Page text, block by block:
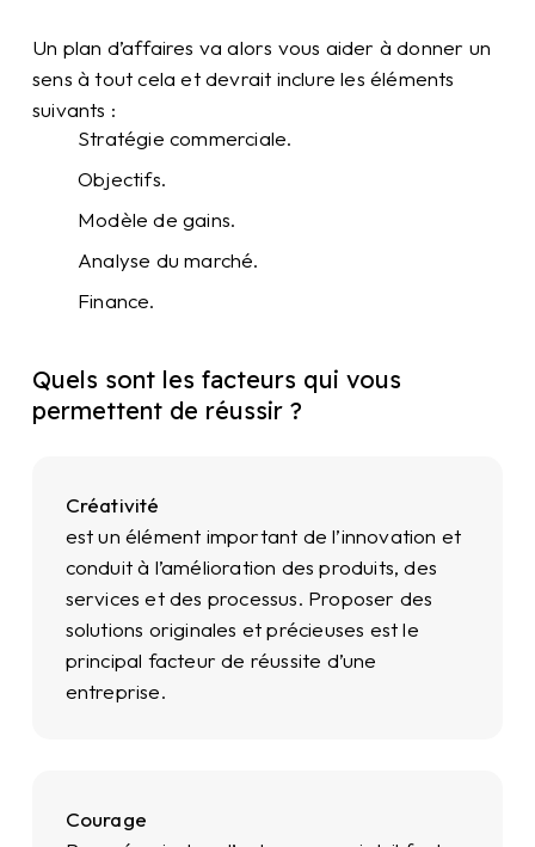
Un plan d’affaires va alors vous aider à donner un
sens à tout cela et devrait inclure les éléments
suivants :
Stratégie commerciale.
Objectifs.
Modèle de gains.
Analyse du marché.
Finance.
Quels sont les facteurs qui vous
permettent de réussir ?
Créativité
est un élément important de l’innovation et
conduit à l’amélioration des produits, des
services et des processus. Proposer des
solutions originales et précieuses est le
principal facteur de réussite d’une
entreprise.
Courage